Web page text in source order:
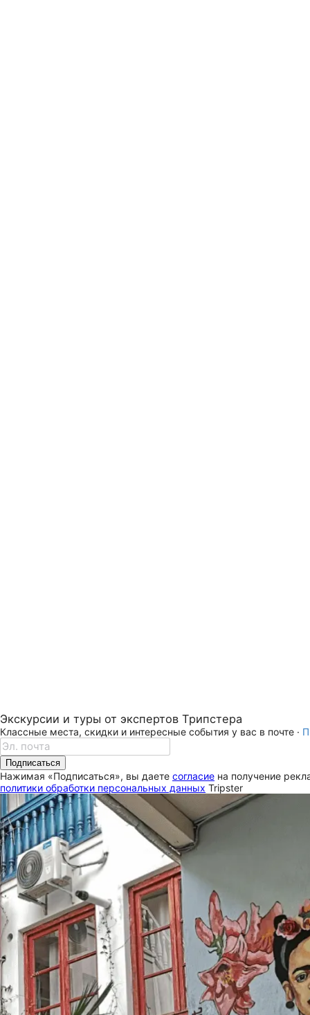
Экскурсии и туры от экспертов Трипстера
Классные места, скидки и интересные события у вас в почте ·
Подписаться
Нажимая «Подписаться», вы даете согласие на получение
политики обработки персональных данных Tripster